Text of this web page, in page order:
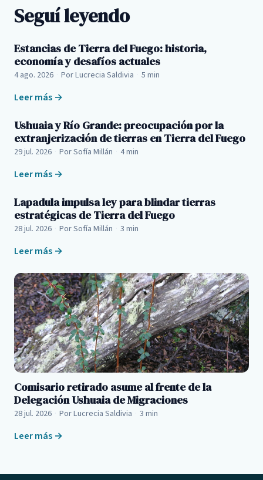
Seguí leyendo
Estancias de Tierra del Fuego: historia,
economía y desafíos actuales
4 ago. 2026 Por Lucrecia Saldivia 5 min
Leer más →
Ushuaia y Río Grande: preocupación por la
extranjerización de tierras en Tierra del Fuego
29 jul. 2026 Por Sofía Millán 4 min
Leer más →
Lapadula impulsa ley para blindar tierras
estratégicas de Tierra del Fuego
28 jul. 2026 Por Sofía Millán 3 min
Leer más →
Comisario retirado asume al frente de la
Delegación Ushuaia de Migraciones
28 jul. 2026 Por Lucrecia Saldivia 3 min
Leer más →